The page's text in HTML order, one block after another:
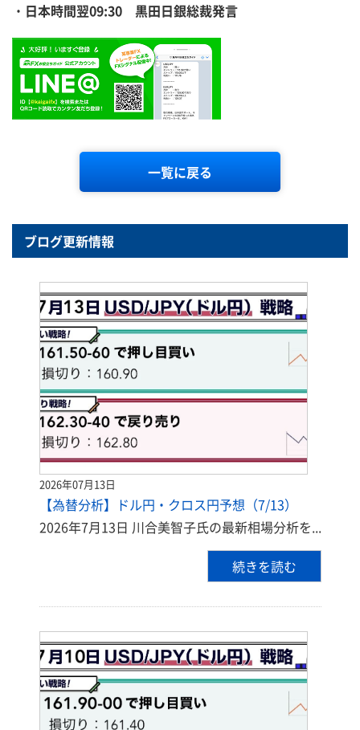
・ 日本時間翌09:30 黒田日銀総裁発言
一覧に戻る
ブログ更新情報
2026年07月13日
【為替分析】ドル円・クロス円予想（7/13）
2026年7月13日 川合美智子氏の最新相場分析を...
続きを読む